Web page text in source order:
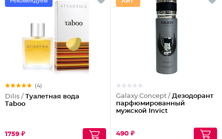
(4)
Dilis / Туалетная вода
Taboo
1759 ₽
Galaxy Concept / Дезодорант
парфюмированный
мужской Invict
490 ₽